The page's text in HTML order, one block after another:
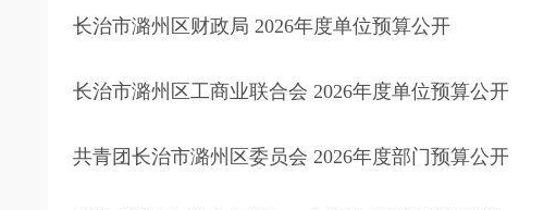
长治市潞州区财政局 2026年度单位预算公开
长治市潞州区工商业联合会 2026年度单位预算公开
共青团长治市潞州区委员会 2026年度部门预算公开